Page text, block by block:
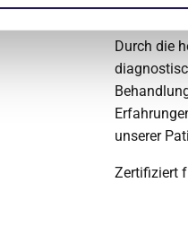
Ärzt*innen
Durch die
unserer
Zertifiziert